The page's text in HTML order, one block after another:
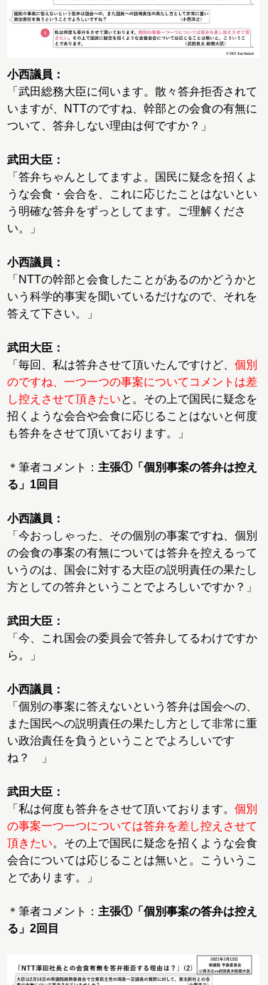
小西議員：
「武田総務大臣に伺います。散々答弁拒否されて
いますが、NTTのですね、幹部との会食の有無に
ついて、答弁しない理由は何ですか？」
武田大臣：
「答弁ちゃんとしてますよ。国民に疑念を招くよ
うな会食・会合を、これに応じたことはないとい
う明確な答弁をずっとしてます。ご理解くださ
い。」
小西議員：
「NTTの幹部と会食したことがあるのかどうかと
いう科学的事実を聞いているだけなので、それを
答えて下さい。」
武田大臣：
「毎回、私は答弁させて頂いたんですけど、 個別
のですね、一つ一つの事案についてコメントは差
し控えさせて頂きたいと。その上で国民に疑念を
招くような会合や会食に応じることはないと何度
も答弁をさせて頂いております。」
＊筆者コメント： 主張①「個別事案の答弁は控え
る」1回目
小西議員：
「今おっしゃった、その個別の事案ですね、個別
の会食の事案の有無については答弁を控えるって
いうのは、国会に対する大臣の説明責任の果たし
方としての答弁ということでよろしいですか？」
武田大臣：
「今、これ国会の委員会で答弁してるわけですか
ら。」
小西議員：
「個別の事案に答えないという答弁は国会への、
また国民への説明責任の果たし方として非常に重
い政治責任を負うということでよろしいです
ね？ 」
武田大臣：
「私は何度も答弁をさせて頂いております。 個別
の事案一つ一つについては答弁を差し控えさせて
頂きたい。その上で国民に疑念を招くような会食
会合については応じることは無いと。こういうこ
とであります。」
＊筆者コメント： 主張①「個別事案の答弁は控え
る」2回目